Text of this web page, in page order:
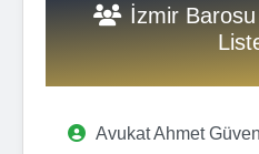
İzmir
Avukat Ahmet